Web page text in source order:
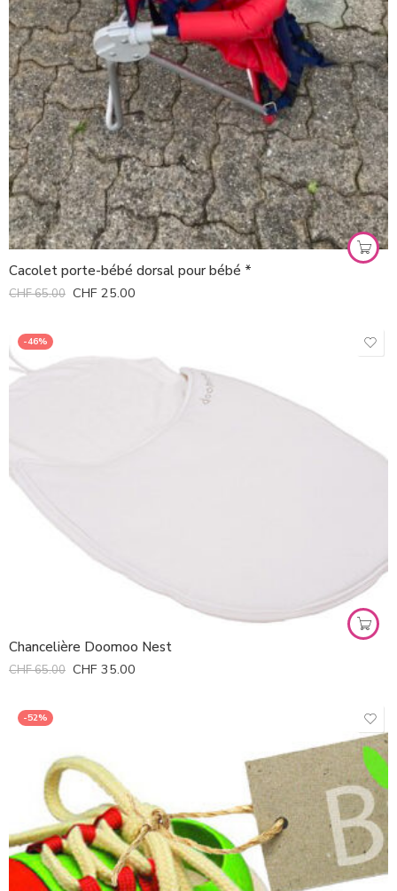
Cacolet porte-bébé dorsal pour bébé *
CHF65.00 CHF 25.00
-46%
Chancelière Doomoo Nest
CHF65.00 CHF 35.00
-52%